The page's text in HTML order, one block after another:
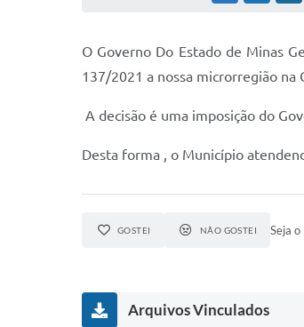
O Governo Do Estado de Minas
137/2021 a nossa microrregião na
A decisão é uma imposição do
Desta forma , o Município
GOSTEI NÃO GOSTEI Seja
Arquivos Vinculados